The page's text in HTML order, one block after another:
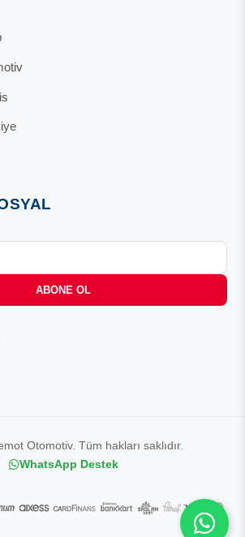
ABONE OL
Otomotiv. Tüm hakları saklıdır.
WhatsApp Destek